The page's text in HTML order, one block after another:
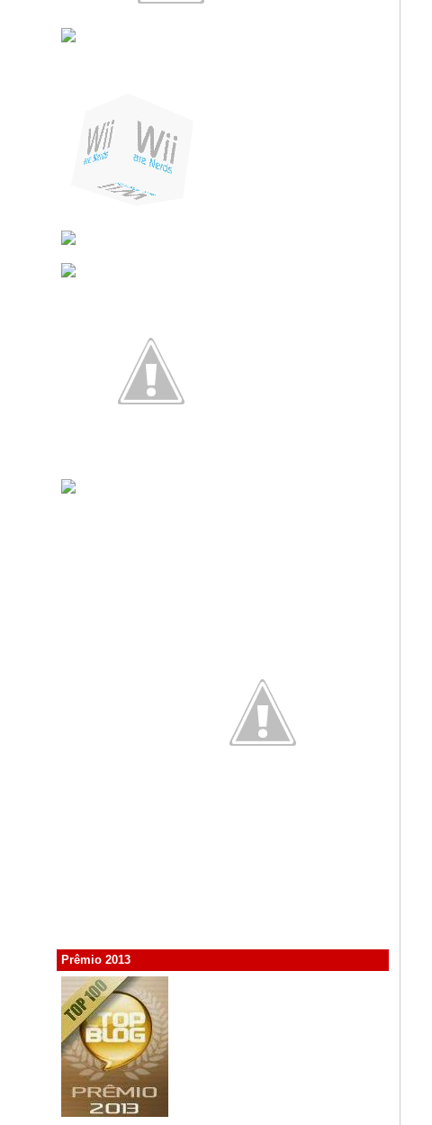
Prêmio 2013